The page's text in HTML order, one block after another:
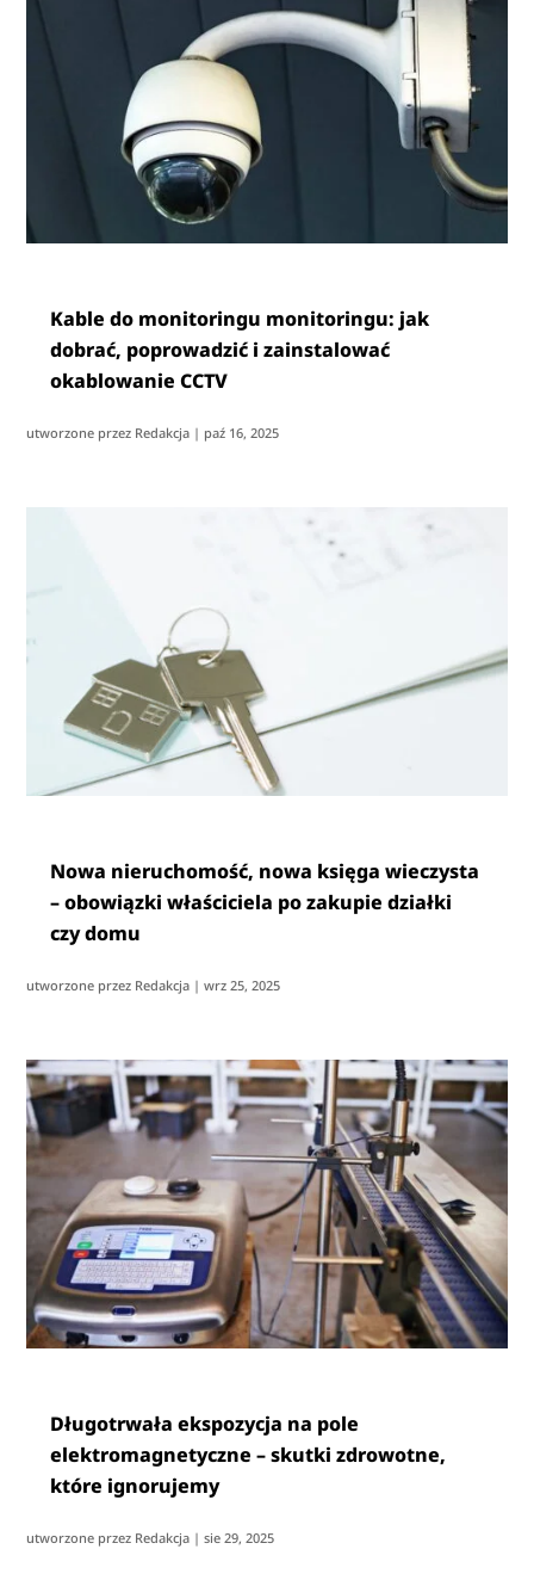
Kable do monitoringu monitoringu: jak
dobrać, poprowadzić i zainstalować
okablowanie CCTV
utworzone przez Redakcja | paź 16, 2025
Nowa nieruchomość, nowa księga wieczysta
– obowiązki właściciela po zakupie działki
czy domu
utworzone przez Redakcja |wrz 25, 2025
Długotrwała ekspozycja na pole
elektromagnetyczne – skutki zdrowotne,
które ignorujemy
utworzone przez Redakcja |sie 29, 2025